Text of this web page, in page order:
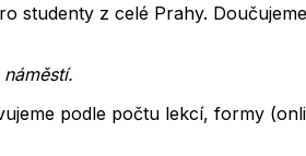
studenty z celé Prahy.
.
podle počtu lekcí, formy